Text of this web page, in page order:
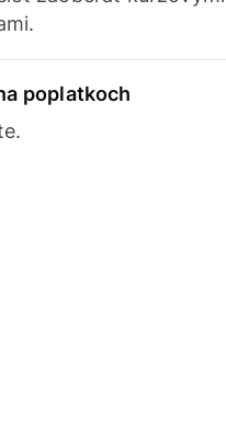
poplatkoch